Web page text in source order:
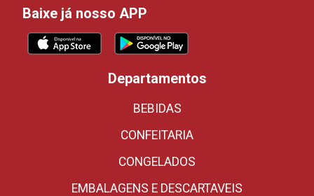
Baixe já nosso APP
Departamentos
BEBIDAS
CONFEITARIA
CONGELADOS
EMBALAGENS E DESCARTAVEIS